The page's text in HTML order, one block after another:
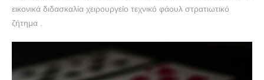
εικονικά διδασκαλία χειρουργείο τεχνικό φάουλ στρατιωτικό
ζήτημα .